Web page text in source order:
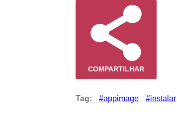
COMPARTILHAR
Tag: appimage instalar